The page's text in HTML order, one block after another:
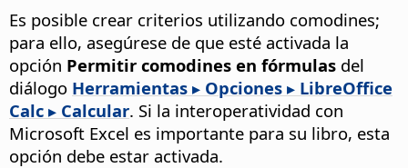
Es posible crear criterios utilizando comodines;
para ello, asegúrese de que esté activada la
opción Permitir comodines en fórmulas del
diálogo Herramientas ▸ Opciones ▸ LibreOffice
Calc ▸ Calcular. Si la interoperatividad con
Microsoft Excel es importante para su libro, esta
opción debe estar activada.